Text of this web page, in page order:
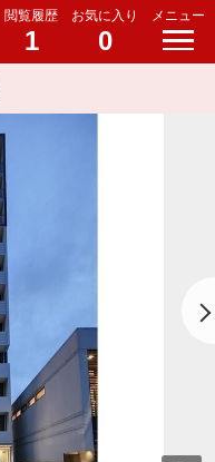
閲覧履歴
1
お気に入り
0
メニュー